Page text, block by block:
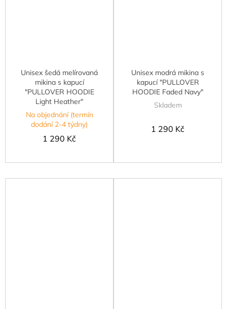
Unisex šedá melírovaná
mikina s kapucí
"PULLOVER HOODIE
Light Heather"
Na objednání (termín
dodání 2-4 týdny)
1 290 Kč
Unisex modrá mikina s
kapucí "PULLOVER
HOODIE Faded Navy"
Skladem
1 290 Kč